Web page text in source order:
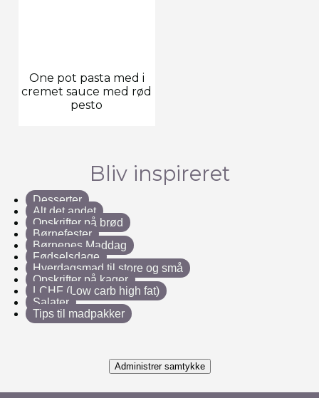
One pot pasta med i
cremet sauce med rød
pesto
Bliv inspireret
Desserter
Alt det andet
Opskrifter på brød
Børnefester
Børnenes Maddag
Fødselsdage
Hverdagsmad til store og små
Opskrifter på kager
LCHF (Low carb high fat)
Salater
Tips til madpakker
Administrer samtykke